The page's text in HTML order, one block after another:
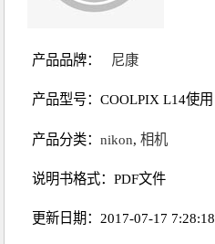
产品品牌： 尼康
产品型号：COOLPIX L14使用
产品分类：nikon,相机
说明书格式：PDF文件
更新日期：2017-07-17 7:28:18